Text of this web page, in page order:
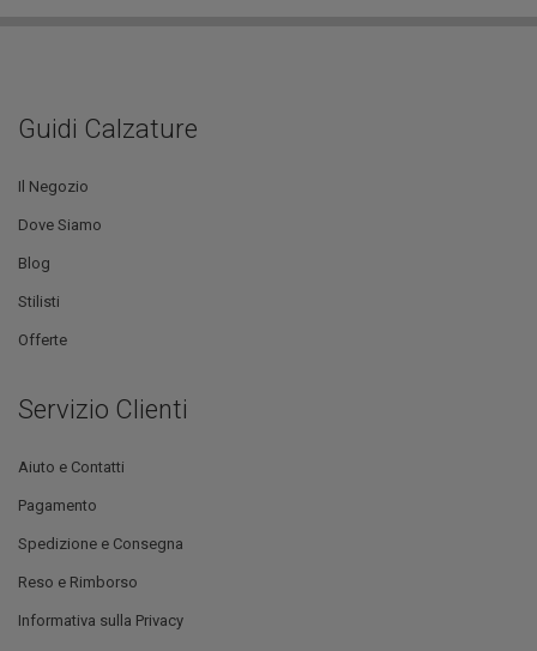
Guidi Calzature
Il Negozio
Dove Siamo
Blog
Stilisti
Offerte
Servizio Clienti
Aiuto e Contatti
Pagamento
Spedizione e Consegna
Reso e Rimborso
Informativa sulla Privacy